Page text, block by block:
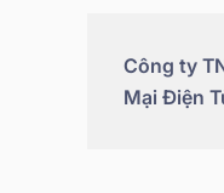
Công ty
Mại Điện